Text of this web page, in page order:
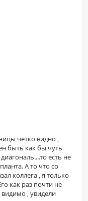
четко видно ,
быть как бы чуть
есть не
А то что со
коллега , я только
как раз почти не
видимо , увидели